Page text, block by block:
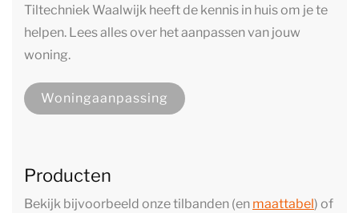
Tiltechniek Waalwijk heeft de kennis in huis om je te
helpen. Lees alles over het aanpassen van jouw
woning.
Woningaanpassing
Producten
Bekijk bijvoorbeeld onze tilbanden (en maattabel) of